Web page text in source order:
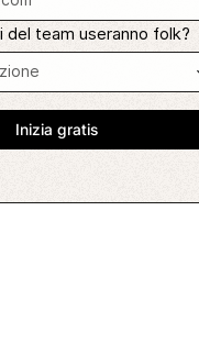
del team useranno folk?